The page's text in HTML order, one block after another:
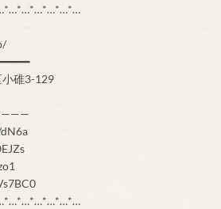
碓3-129